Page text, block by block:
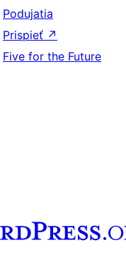
Podujatia
Prispieť ↗
Five for the Future